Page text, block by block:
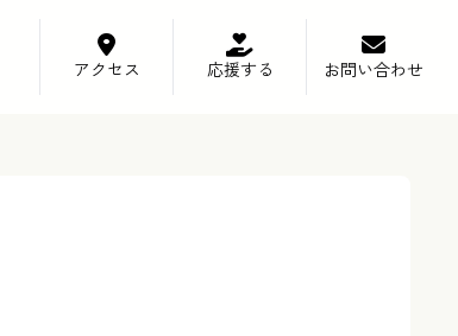
アクセス 応援する お問い合わせ